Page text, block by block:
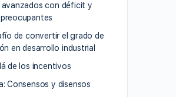
avanzados con déficit y
de convertir el grado de
en desarrollo industrial
de los incentivos
Consensos y disensos